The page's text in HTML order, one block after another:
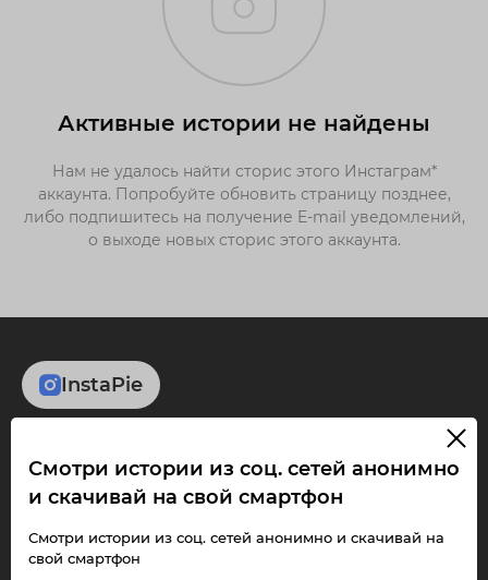
Активные истории не найдены
Нам не удалось найти сторис этого Инстаграм*
аккаунта. Попробуйте обновить страницу позднее,
либо подпишитесь на получение E-mail уведомлений,
о выходе новых сторис этого аккаунта.
InstaPie
Смотри Stories и
скачивай Reels без
ограничений!
Смотри истории из соц. сетей анонимно
и скачивай на свой смартфон
Смотри истории из соц. сетей анонимно и скачивай на
свой смартфон